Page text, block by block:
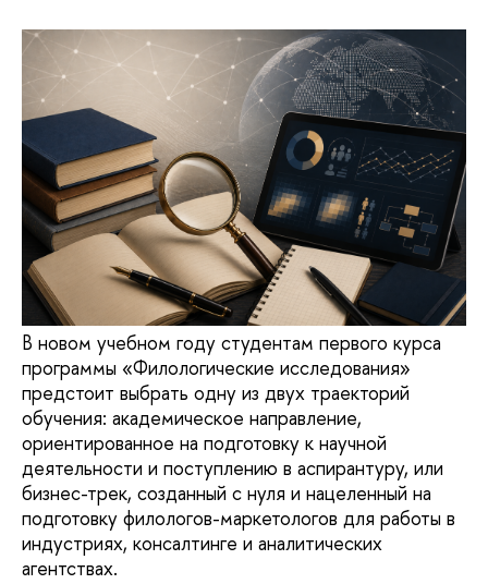
В новом учебном году студентам первого курса
программы «Филологические исследования»
предстоит выбрать одну из двух траекторий
обучения: академическое направление,
ориентированное на подготовку к научной
деятельности и поступлению в аспирантуру, или
бизнес-трек, созданный с нуля и нацеленный на
подготовку филологов-маркетологов для работы в
индустриях, консалтинге и аналитических
агентствах.